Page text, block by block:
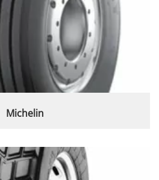
Michelin